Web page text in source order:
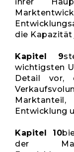
die Kapazität
Kapitel 9
wichtigsten
Detail vor,
Entwicklung
Kapitel 10
der